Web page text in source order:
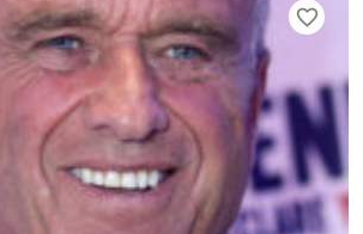
favorite_border